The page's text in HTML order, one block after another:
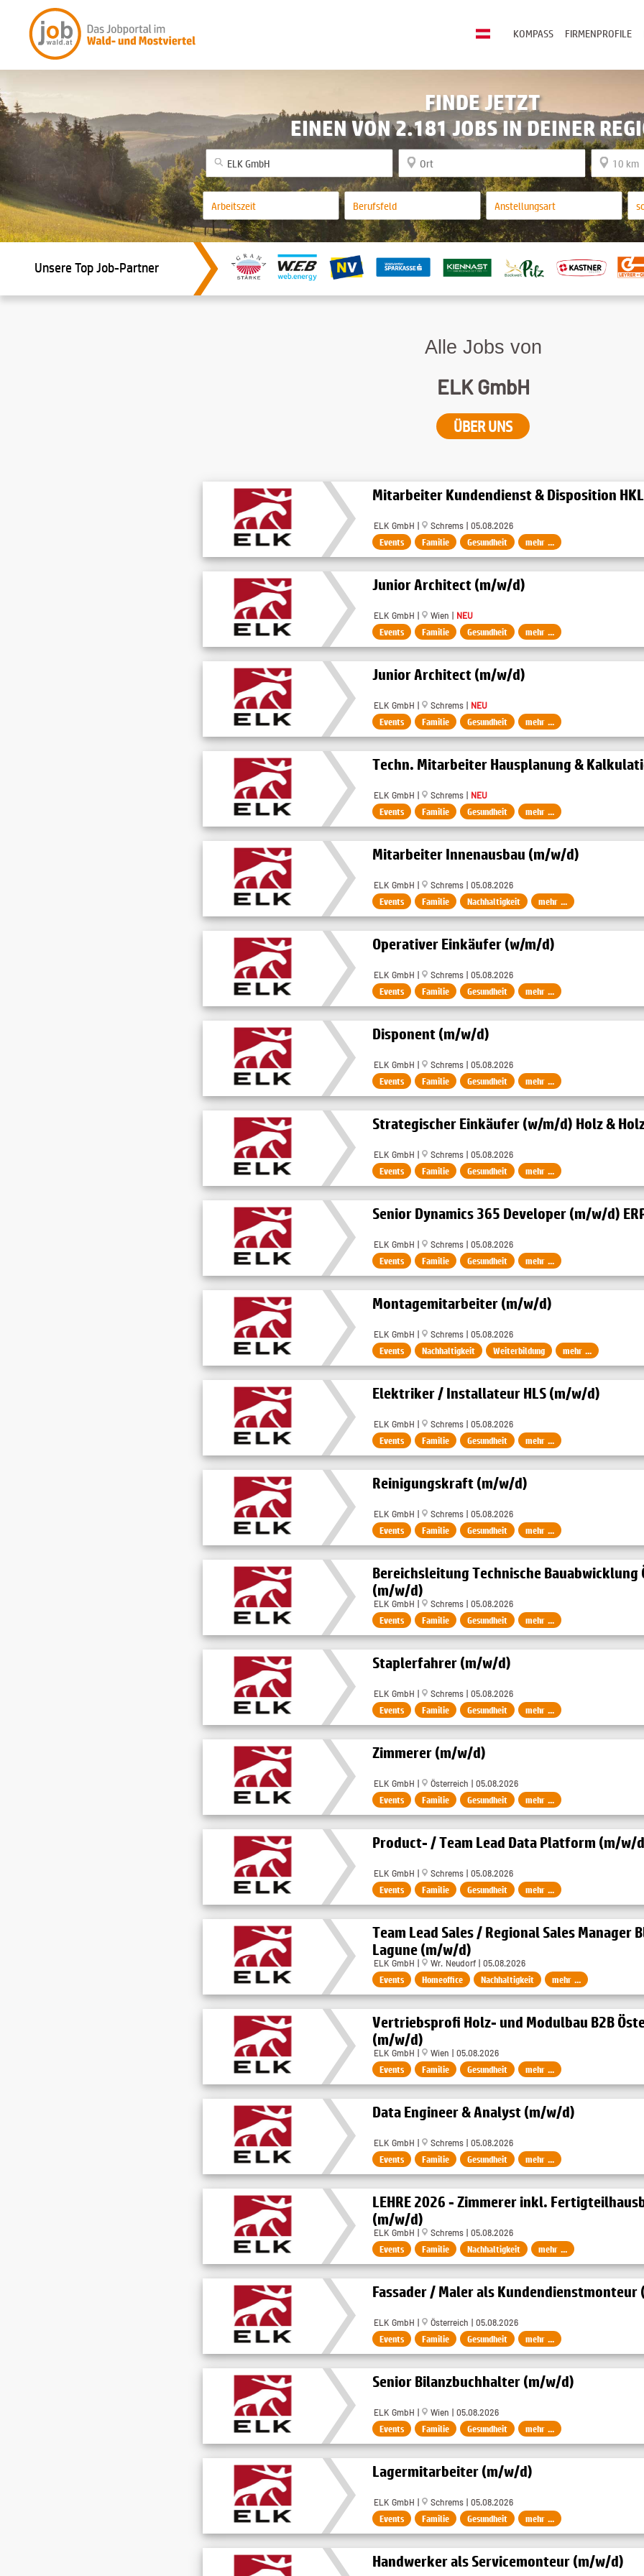
FIRMENPROFILE
KOMPASS
FINDE JETZT
EINEN VON 2.181 JOBS IN DEINER
Unsere Top Job-Partner
Alle Jobs von
ELK GmbH
ÜBER UNS
Mitarbeiter Kundendienst & Disposition
ELK GmbH | Schrems | 05.08.2026
Events Familie Gesundheit mehr ...
Junior Architect (m/w/d)
ELK GmbH | Wien | NEU
Events Familie Gesundheit mehr ...
Junior Architect (m/w/d)
ELK GmbH | Schrems | NEU
Events Familie Gesundheit mehr ...
Techn. Mitarbeiter Hausplanung &
ELK GmbH | Schrems | NEU
Events Familie Gesundheit mehr ...
Mitarbeiter Innenausbau (m/w/d)
ELK GmbH | Schrems | 05.08.2026
Events Familie Nachhaltigkeit mehr ...
Operativer Einkäufer (w/m/d)
ELK GmbH | Schrems | 05.08.2026
Events Familie Gesundheit mehr ...
Disponent (m/w/d)
ELK GmbH | Schrems | 05.08.2026
Events Familie Gesundheit mehr ...
Strategischer Einkäufer (w/m/d) Holz &
ELK GmbH | Schrems | 05.08.2026
Events Familie Gesundheit mehr ...
Senior Dynamics 365 Developer (m/w/d)
ELK GmbH | Schrems | 05.08.2026
Events Familie Gesundheit mehr ...
Montagemitarbeiter (m/w/d)
ELK GmbH | Schrems | 05.08.2026
Events Nachhaltigkeit Weiterbildung mehr ...
Elektriker / Installateur HLS (m/w/d)
ELK GmbH | Schrems | 05.08.2026
Events Familie Gesundheit mehr ...
Reinigungskraft (m/w/d)
ELK GmbH | Schrems | 05.08.2026
Events Familie Gesundheit mehr ...
Bereichsleitung Technische Bauabwicklung
(m/w/d)
ELK GmbH | Schrems | 05.08.2026
Events Familie Gesundheit mehr ...
Staplerfahrer (m/w/d)
ELK GmbH | Schrems | 05.08.2026
Events Familie Gesundheit mehr ...
Zimmerer (m/w/d)
ELK GmbH | Österreich | 05.08.2026
Events Familie Gesundheit mehr ...
Product- / Team Lead Data Platform (m/w/
ELK GmbH | Schrems | 05.08.2026
Events Familie Gesundheit mehr ...
Team Lead Sales / Regional Sales Manager
Lagune (m/w/d)
ELK GmbH | Wr. Neudorf | 05.08.2026
Events Homeoffice Nachhaltigkeit mehr ...
Vertriebsprofi Holz- und Modulbau B2B
(m/w/d)
ELK GmbH | Wien | 05.08.2026
Events Familie Gesundheit mehr ...
Data Engineer & Analyst (m/w/d)
ELK GmbH | Schrems | 05.08.2026
Events Familie Gesundheit mehr ...
LEHRE 2026 - Zimmerer inkl.
(m/w/d)
ELK GmbH | Schrems | 05.08.2026
Events Familie Nachhaltigkeit mehr ...
Fassader / Maler als
ELK GmbH | Österreich | 05.08.2026
Events Familie Gesundheit mehr ...
Senior Bilanzbuchhalter (m/w/d)
ELK GmbH | Wien | 05.08.2026
Events Familie Gesundheit mehr ...
Lagermitarbeiter (m/w/d)
ELK GmbH | Schrems | 05.08.2026
Events Familie Gesundheit mehr ...
Handwerker als Servicemonteur (m/w/d)